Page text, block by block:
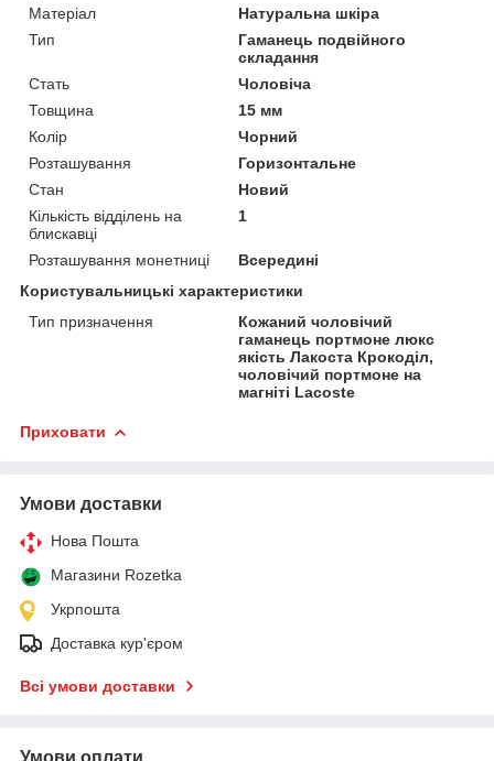
Матеріал
Натуральна шкіра
Тип
Гаманець подвійного
складання
Стать
Чоловіча
Товщина
15 мм
Колір
Чорний
Розташування
Горизонтальне
Стан
Новий
Кількість відділень на
блискавці
1
Розташування монетниці
Всередині
Користувальницькі характеристики
Тип призначення
Кожаний чоловічий
гаманець портмоне люкс
якість Лакоста Крокоділ,
чоловічий портмоне на
магніті Lacoste
Приховати
Умови доставки
Нова Пошта
Магазини Rozetka
Укрпошта
Доставка кур'єром
Всі умови доставки
Умови оплати